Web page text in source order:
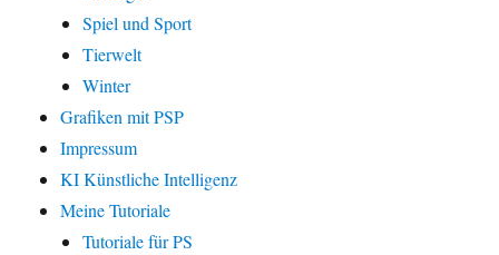
Spiel und Sport
Tierwelt
Winter
Grafiken mit PSP
Impressum
KI Künstliche Intelligenz
Meine Tutoriale
Tutoriale für PS